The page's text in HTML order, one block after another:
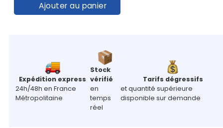
Ajouter au panier
Expédition express
24h/48h en France
Métropolitaine
Stock
vérifié
en
temps
réel
Tarifs dégressifs
et quantité supérieure
disponible sur demande